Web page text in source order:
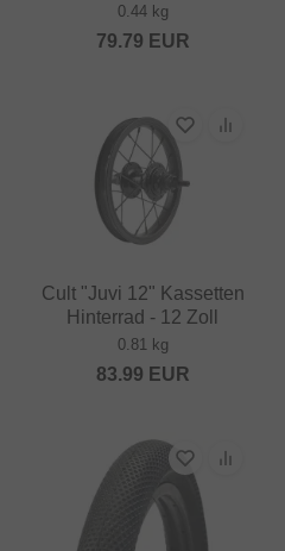
0.44 kg
79.79 EUR
Cult "Juvi 12" Kassetten
Hinterrad - 12 Zoll
0.81 kg
83.99 EUR